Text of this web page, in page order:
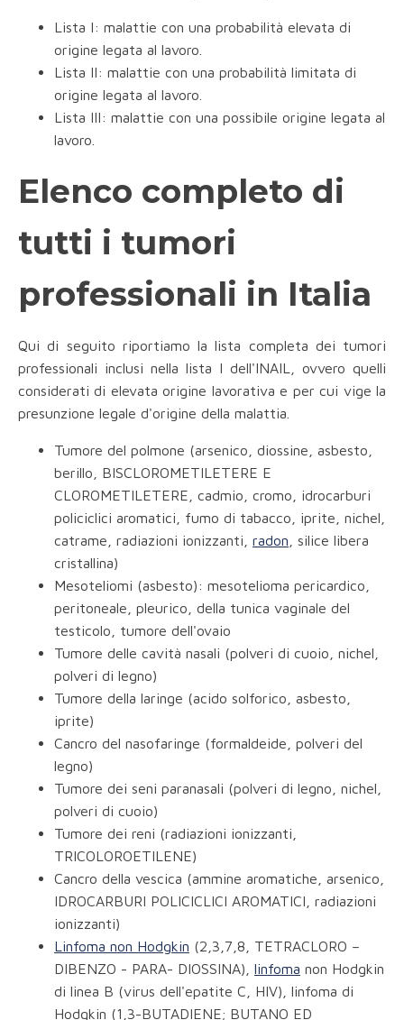
Lista I: malattie con una probabilità elevata di
origine legata al lavoro.
Lista II: malattie con una probabilità limitata di
origine legata al lavoro.
Lista III: malattie con una possibile origine legata al
lavoro.
Elenco completo di
tutti i tumori
professionali in Italia
Qui di seguito riportiamo la lista completa dei tumori
professionali inclusi nella lista I dell'INAIL, ovvero quelli
considerati di elevata origine lavorativa e per cui vige la
presunzione legale d'origine della malattia.
Tumore del polmone (arsenico, diossine, asbesto,
berillo, BISCLOROMETILETERE E
CLOROMETILETERE, cadmio, cromo, idrocarburi
policiclici aromatici, fumo di tabacco, iprite, nichel,
catrame, radiazioni ionizzanti, radon , silice libera
cristallina)
Mesoteliomi (asbesto): mesotelioma pericardico,
peritoneale, pleurico, della tunica vaginale del
testicolo, tumore dell'ovaio
Tumore delle cavità nasali (polveri di cuoio, nichel,
polveri di legno)
Tumore della laringe (acido solforico, asbesto,
iprite)
Cancro del nasofaringe (formaldeide, polveri del
legno)
Tumore dei seni paranasali (polveri di legno, nichel,
polveri di cuoio)
Tumore dei reni (radiazioni ionizzanti,
TRICOLOROETILENE)
Cancro della vescica (ammine aromatiche, arsenico,
IDROCARBURI POLICICLICI AROMATICI, radiazioni
ionizzanti)
Linfoma non Hodgkin (2,3,7,8, TETRACLORO –
DIBENZO - PARA- DIOSSINA), linfoma non Hodgkin
di linea B (virus dell'epatite C, HIV), linfoma di
Hodgkin (1,3-BUTADIENE; BUTANO ED